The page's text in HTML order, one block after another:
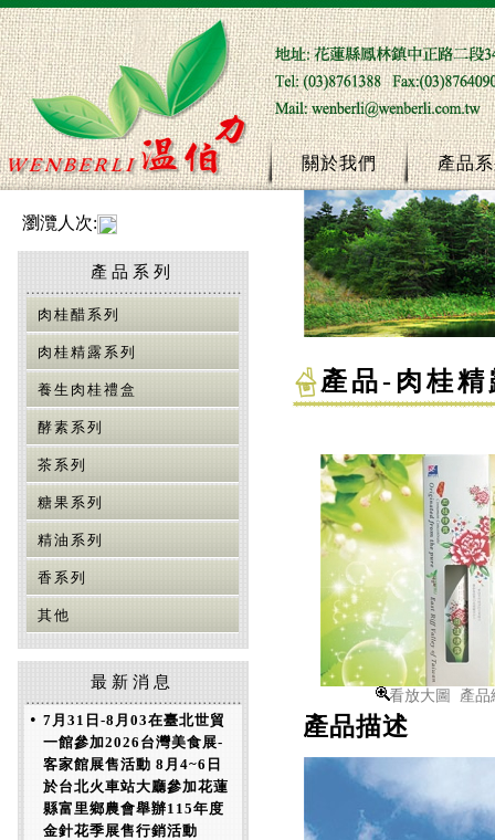
關於我們 產品
瀏灠人次:
產品系列
肉桂醋系列
肉桂精露系列
養生肉桂禮盒
酵素系列
茶系列
糖果系列
精油系列
香系列
其他
最新消息
• 7月31日-8月03在臺北世貿
一館參加2026台灣美食展-
客家館展售活動 8月4~6日
於台北火車站大廳參加花蓮
縣富里鄉農會舉辦115年度
金針花季展售行銷活動
產品- 肉桂
看放大圖 產品
產品描述